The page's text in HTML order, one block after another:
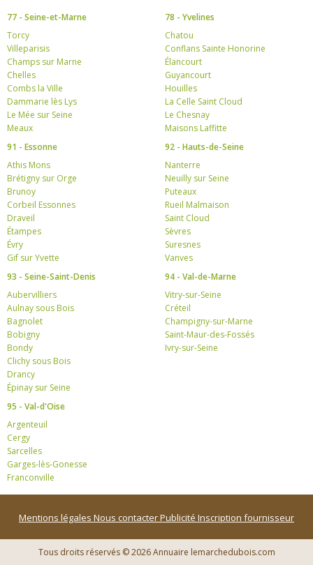
77 - Seine-et-Marne
Torcy
Villeparisis
Champs sur Marne
Chelles
Combs la Ville
Dammarie lès Lys
Le Mée sur Seine
Meaux
78 - Yvelines
Chatou
Conflans Sainte Honorine
Élancourt
Guyancourt
Houilles
La Celle Saint Cloud
Le Chesnay
Maisons Laffitte
91 - Essonne
Athis Mons
Brétigny sur Orge
Brunoy
Corbeil Essonnes
Draveil
Étampes
Évry
Gif sur Yvette
92 - Hauts-de-Seine
Nanterre
Neuilly sur Seine
Puteaux
Rueil Malmaison
Saint Cloud
Sèvres
Suresnes
Vanves
93 - Seine-Saint-Denis
Aubervilliers
Aulnay sous Bois
Bagnolet
Bobigny
Bondy
Clichy sous Bois
Drancy
Épinay sur Seine
94 - Val-de-Marne
Vitry-sur-Seine
Créteil
Champigny-sur-Marne
Saint-Maur-des-Fossés
Ivry-sur-Seine
95 - Val-d'Oise
Argenteuil
Cergy
Sarcelles
Garges-lès-Gonesse
Franconville
Mentions légales Nous contacterPublicité Inscription fournisseur
Tous droits réservés © 2026 Annuaire lemarchedubois.com